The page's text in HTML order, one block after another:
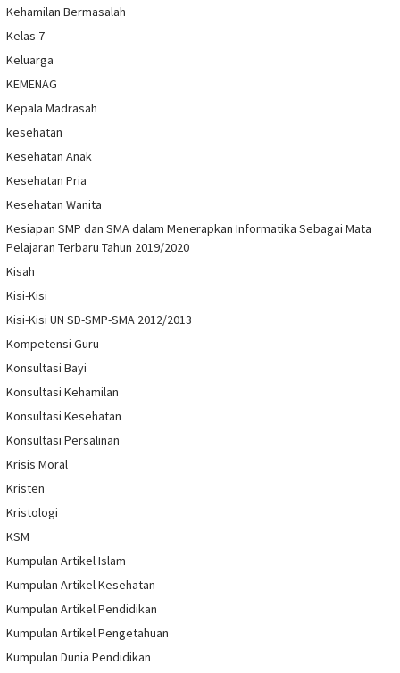
Kehamilan Bermasalah
Kelas 7
Keluarga
KEMENAG
Kepala Madrasah
kesehatan
Kesehatan Anak
Kesehatan Pria
Kesehatan Wanita
Kesiapan SMP dan SMA dalam Menerapkan Informatika Sebagai Mata
Pelajaran Terbaru Tahun 2019/2020
Kisah
Kisi-Kisi
Kisi-Kisi UN SD-SMP-SMA 2012/2013
Kompetensi Guru
Konsultasi Bayi
Konsultasi Kehamilan
Konsultasi Kesehatan
Konsultasi Persalinan
Krisis Moral
Kristen
Kristologi
KSM
Kumpulan Artikel Islam
Kumpulan Artikel Kesehatan
Kumpulan Artikel Pendidikan
Kumpulan Artikel Pengetahuan
Kumpulan Dunia Pendidikan